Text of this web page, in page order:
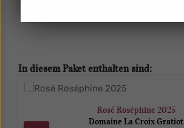
Produktgalerie überspringen
In diesem Paket enthalten sind:
Rosé Roséphine 2025
Domaine La Croix Gratiot